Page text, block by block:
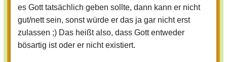
es Gott tatsächlich geben sollte, dann kann er nicht
gut/nett sein, sonst würde er das ja gar nicht erst
zulassen ;) Das heißt also, dass Gott entweder
bösartig ist oder er nicht existiert.